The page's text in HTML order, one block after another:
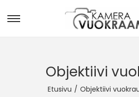
Objektiivi
Etusivu / Objektiivi